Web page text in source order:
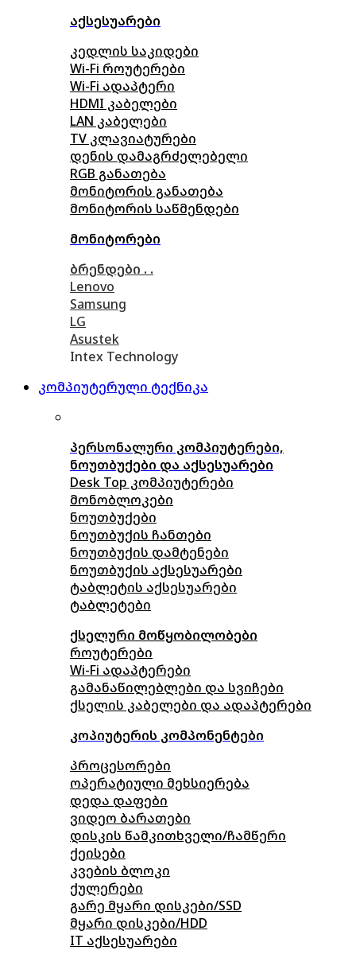
აქსესუარები
კედლის საკიდები
Wi-Fi როუტერები
Wi-Fi ადაპტერი
HDMI კაბელები
LAN კაბელები
TV კლავიატურები
დენის დამაგრძელებელი
RGB განათება
მონიტორის განათება
მონიტორის საწმენდები
მონიტორები
ბრენდები . .
Lenovo
Samsung
LG
Asustek
Intex Technology
კომპიუტერული ტექნიკა
პერსონალური კომპიუტერები,
ნოუთბუქები და აქსესუარები
Desk Top კომპიუტერები
მონობლოკები
ნოუთბუქები
ნოუთბუქის ჩანთები
ნოუთბუქის დამტენები
ნოუთბუქის აქსესუარები
ტაბლეტის აქსესუარები
ტაბლეტები
ქსელური მოწყობილობები
როუტერები
Wi-Fi ადაპტერები
გამანაწილებლები და სვიჩები
ქსელის კაბელები და ადაპტერები
კოპიუტერის კომპონენტები
პროცესორები
ოპერატიული მეხსიერება
დედა დაფები
ვიდეო ბარათები
დისკის წამკითხველი/ჩამწერი
ქეისები
კვების ბლოკი
ქულერები
გარე მყარი დისკები/SSD
მყარი დისკები/HDD
IT აქსესუარები